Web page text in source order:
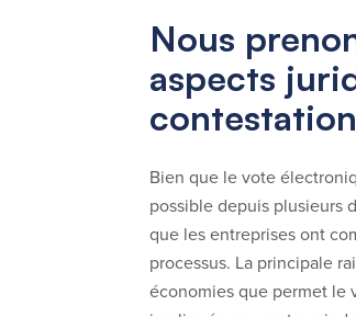
Nous
aspects
Bien que le vote
possible depuis plusieurs
que les entreprises ont
processus. La principale
économies que permet le